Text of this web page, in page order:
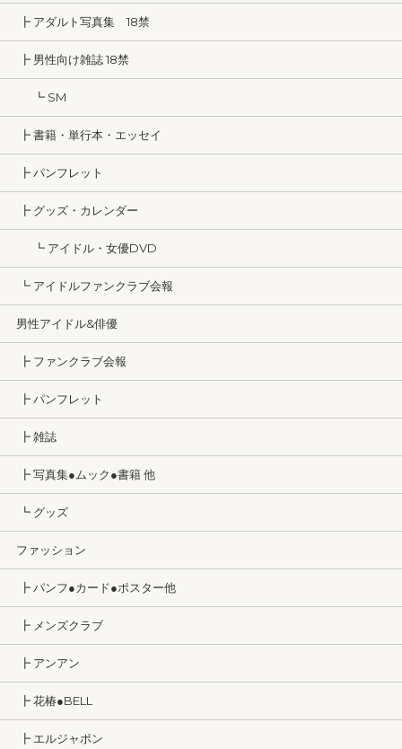
┣ アダルト写真集 18禁
┣ 男性向け雑誌 18禁
┗ SM
┣ 書籍・単行本・エッセイ
┣ パンフレット
┣ グッズ・カレンダー
┗ アイドル・女優DVD
┗ アイドルファンクラブ会報
男性アイドル&俳優
┣ ファンクラブ会報
┣ パンフレット
┣ 雑誌
┣ 写真集●ムック●書籍 他
┗ グッズ
ファッション
┣ パンフ●カード●ポスター他
┣ メンズクラブ
┣ アンアン
┣ 花椿●BELL
┣ エルジャポン